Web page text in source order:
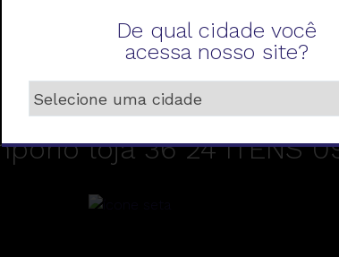
loja 36 24 ITENS
De qual cidade você
acessa nosso site?